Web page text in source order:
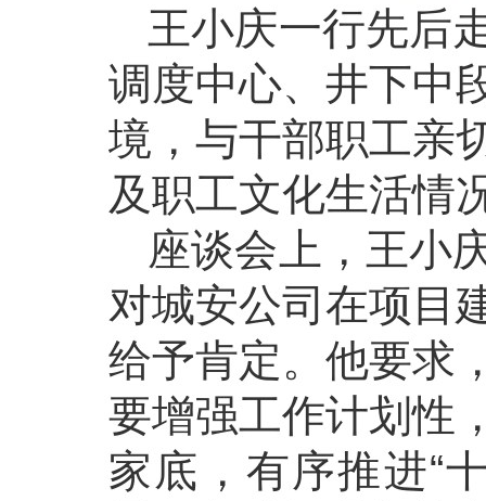
王小庆一行先后
调度中心、井下中
境，与干部职工亲
及职工文化生活情
座谈会上，王小
对城安公司在项目
给予肯定。他要求
要增强工作计划性
家底，有序推进“